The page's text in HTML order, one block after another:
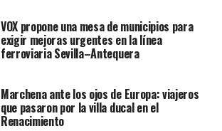
VOX propone una mesa de municipios para
exigir mejoras urgentes en la línea
ferroviaria Sevilla–Antequera
Marchena ante los ojos de Europa: viajeros
que pasaron por la villa ducal en el
Renacimiento